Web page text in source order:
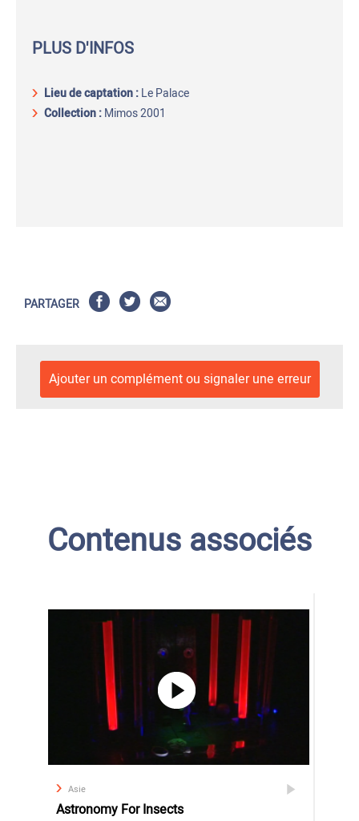
PLUS D'INFOS
Lieu de captation:Le Palace
Collection :Mimos 2001
PARTAGER
Ajouter un complément ou signaler une erreur
Contenus associés
Asie
Astronomy For Insects